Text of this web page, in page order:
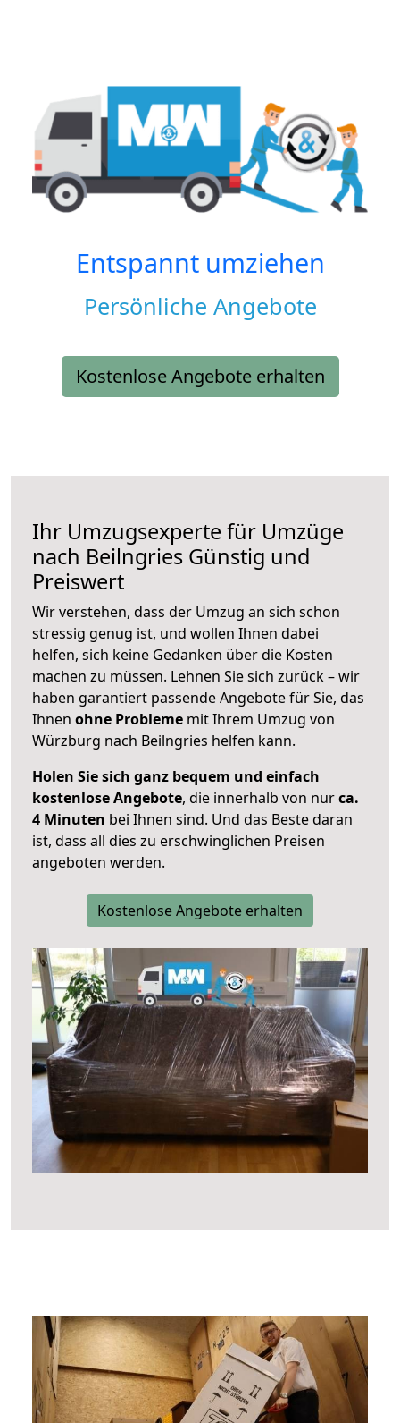
Entspannt umziehen
Persönliche Angebote
Kostenlose Angebote erhalten
Ihr Umzugsexperte für Umzüge
nach Beilngries Günstig und
Preiswert
Wir verstehen, dass der Umzug an sich schon
stressig genug ist, und wollen Ihnen dabei
helfen, sich keine Gedanken über die Kosten
machen zu müssen. Lehnen Sie sich zurück – wir
haben garantiert passende Angebote für Sie, das
Ihnen ohne Probleme mit Ihrem Umzug von
Würzburg nach Beilngries helfen kann.
Holen Sie sich ganz bequem und einfach
kostenlose Angebote, die innerhalb von nurca.
4 Minuten bei Ihnen sind. Und das Beste daran
ist, dass all dies zu erschwinglichen Preisen
angeboten werden.
Kostenlose Angebote erhalten